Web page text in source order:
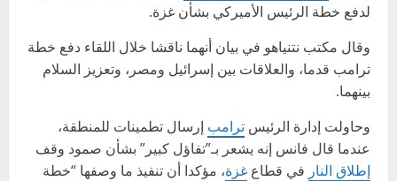
لدفع خطة الرئيس الأميركي بشأن غزة.
وقال مكتب نتنياهو في بيان أنهما ناقشا خلال اللقاء دفع خطة
ترامب قدما، والعلاقات بين إسرائيل ومصر، وتعزيز السلام
بينهما.
وحاولت إدارة الرئيس ترامب إرسال تطمينات للمنطقة،
عندما قال فانس إنه يشعر بـ”تفاؤل كبير” بشأن صمود وقف
إطلاق النار في قطاع غزة، مؤكدا أن تنفيذ ما وصفها “خطة